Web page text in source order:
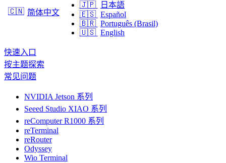
🇨🇳 简体中文
🇯🇵
日本語
🇪🇸 Español
🇧🇷 Português (Brasil)
🇺🇸 English
快速入口
按主题探索
常见问题
NVIDIA Jetson 系列
Seeed Studio XIAO 系列
reComputer R1000 系列
reTerminal
reRouter
Odyssey
Wio Terminal